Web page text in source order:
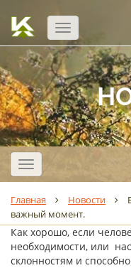
Открыть
навигацию
Открыть
навигацию
Главная Новости
важный момент.
Как хорошо, если
необходимости, или
склонностям и